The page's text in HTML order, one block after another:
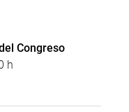
Congreso
h